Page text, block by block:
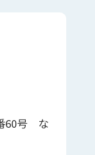
60号 な